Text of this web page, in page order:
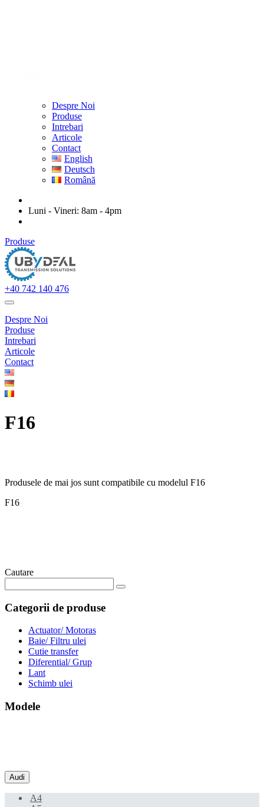
Despre Noi
Produse
Intrebari
Articole
Contact
English
Deutsch
Română
Luni - Vineri: 8am - 4pm
Produse
+40 742 140 476
Despre Noi
Produse
Intrebari
Articole
Contact
F16
Produsele de mai jos sunt compatibile cu modelul F16
F16
Cautare
Categorii de produse
Actuator/ Motoras
Baie/ Filtru ulei
Cutie transfer
Diferential/ Grup
Lant
Schimb ulei
Modele
Audi
A4